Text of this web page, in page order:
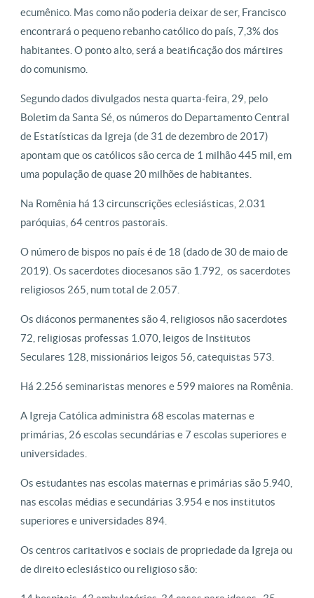
ecumênico. Mas como não poderia deixar de ser, Francisco
encontrará o pequeno rebanho católico do país, 7,3% dos
habitantes. O ponto alto, será a beatificação dos mártires
do comunismo.
Segundo dados divulgados nesta quarta-feira, 29, pelo
Boletim da Santa Sé, os números do Departamento Central
de Estatísticas da Igreja (de 31 de dezembro de 2017)
apontam que os católicos são cerca de 1 milhão 445 mil, em
uma população de quase 20 milhões de habitantes.
Na Romênia há 13 circunscrições eclesiásticas, 2.031
paróquias, 64 centros pastorais.
O número de bispos no país é de 18 (dado de 30 de maio de
2019). Os sacerdotes diocesanos são 1.792, os sacerdotes
religiosos 265, num total de 2.057.
Os diáconos permanentes são 4, religiosos não sacerdotes
72, religiosas professas 1.070, leigos de Institutos
Seculares 128, missionários leigos 56, catequistas 573.
Há 2.256 seminaristas menores e 599 maiores na Romênia.
A Igreja Católica administra 68 escolas maternas e
primárias, 26 escolas secundárias e 7 escolas superiores e
universidades.
Os estudantes nas escolas maternas e primárias são 5.940,
nas escolas médias e secundárias 3.954 e nos institutos
superiores e universidades 894.
Os centros caritativos e sociais de propriedade da Igreja ou
de direito eclesiástico ou religioso são: